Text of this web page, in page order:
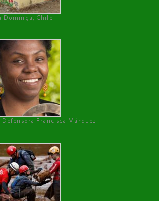
Dominga, Chile
Francisca Márquez